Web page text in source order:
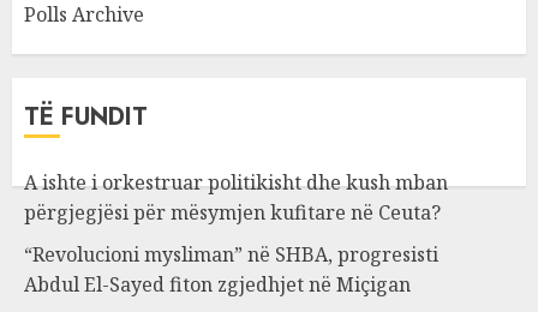
Polls Archive
TË FUNDIT
A ishte i orkestruar politikisht dhe kush mban
përgjegjësi për mësymjen kufitare në Ceuta?
“Revolucioni mysliman” në SHBA, progresisti
Abdul El-Sayed fiton zgjedhjet në Miçigan